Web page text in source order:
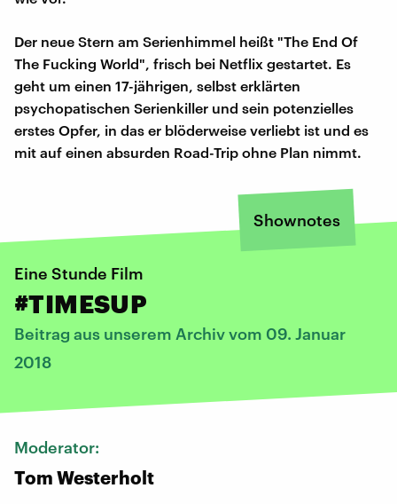
Der neue Stern am Serienhimmel heißt "The End Of
The Fucking World", frisch bei Netflix gestartet. Es
geht um einen 17-jährigen, selbst erklärten
psychopatischen Serienkiller und sein potenzielles
erstes Opfer, in das er blöderweise verliebt ist und es
mit auf einen absurden Road-Trip ohne Plan nimmt.
Shownotes
Eine Stunde Film
#TIMESUP
Beitrag aus unserem Archiv vom 09. Januar
2018
Moderator:
Tom Westerholt